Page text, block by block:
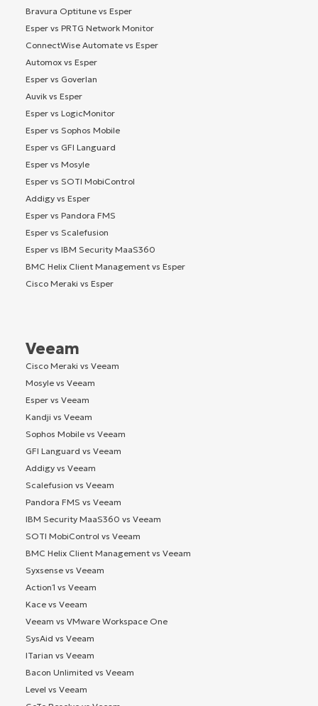
Bravura Optitune vs Esper
Esper vs PRTG Network Monitor
ConnectWise Automate vs Esper
Automox vs Esper
Esper vs Goverlan
Auvik vs Esper
Esper vs LogicMonitor
Esper vs Sophos Mobile
Esper vs GFI Languard
Esper vs Mosyle
Esper vs SOTI MobiControl
Addigy vs Esper
Esper vs Pandora FMS
Esper vs Scalefusion
Esper vs IBM Security MaaS360
BMC Helix Client Management vs Esper
Cisco Meraki vs Esper
Veeam
Cisco Meraki vs Veeam
Mosyle vs Veeam
Esper vs Veeam
Kandji vs Veeam
Sophos Mobile vs Veeam
GFI Languard vs Veeam
Addigy vs Veeam
Scalefusion vs Veeam
Pandora FMS vs Veeam
IBM Security MaaS360 vs Veeam
SOTI MobiControl vs Veeam
BMC Helix Client Management vs Veeam
Syxsense vs Veeam
Action1 vs Veeam
Kace vs Veeam
Veeam vs VMware Workspace One
SysAid vs Veeam
ITarian vs Veeam
Bacon Unlimited vs Veeam
Level vs Veeam